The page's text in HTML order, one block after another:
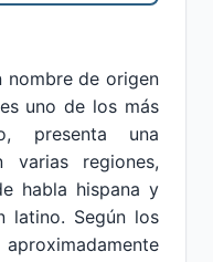
nombre de origen
uno de los más
presenta una
varias regiones,
habla hispana y
latino. Según los